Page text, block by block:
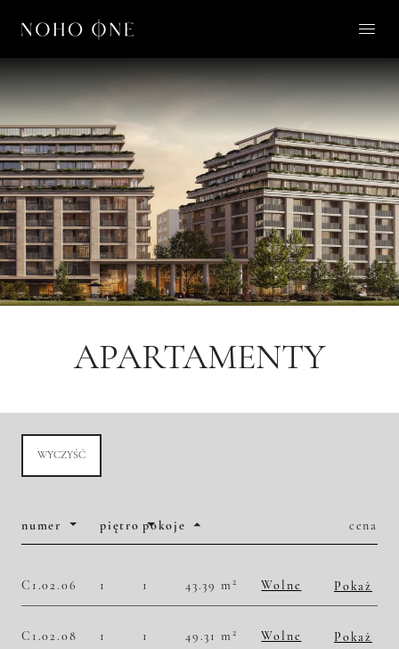
O NOHO ONE
LIFESTYLE
APARTAMENTY
O NAS
KONTAKT
APARTAMENTY
WYCZYŚĆ
numer piętro pokoje cena
C1.02.06 1 1 43.39 m 2 Wolne
Pokaż
C1.02.08 1 1 49.31 m 2 Wolne
Pokaż